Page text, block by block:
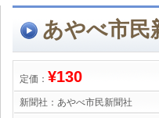
あやべ市民
定価： ¥130
新聞社： あやべ市民新聞社